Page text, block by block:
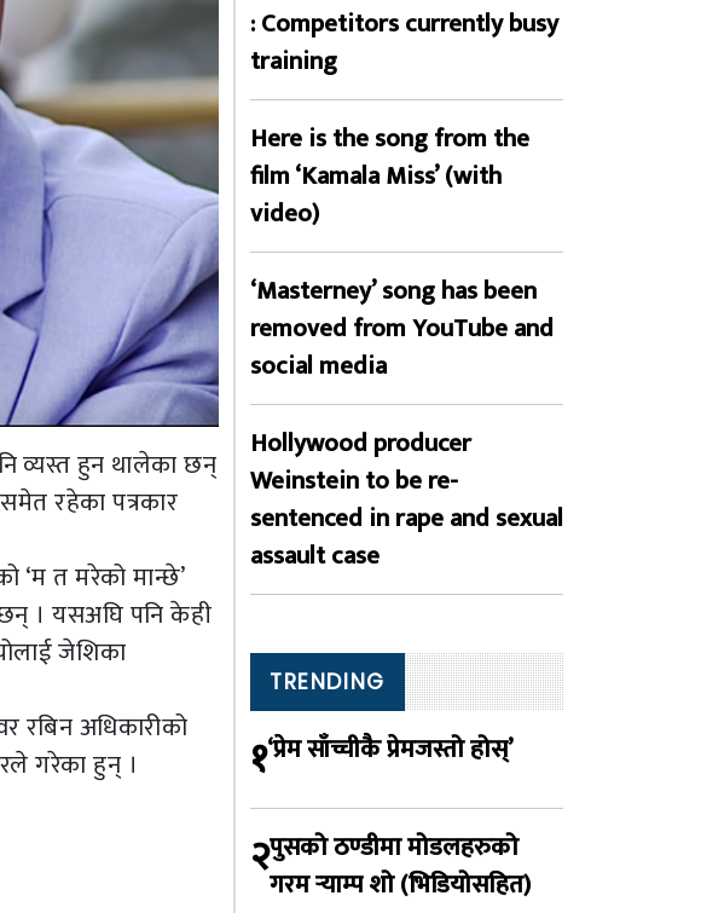
व्यस्त हुन थालेका छन्
रहेका पत्रकार
‘म त मरेको मान्छे’
। यसअघि पनि केही
जेशिका
रबिन अधिकारीको
गरेका हुन् ।
: Competitors currently busy
training
Here is the song from the
film ‘Kamala Miss’ (with
video)
‘Masterney’ song has been
removed from YouTube and
social media
Hollywood producer
Weinstein to be re-
sentenced in rape and sexual
assault case
TRENDING
१‘प्रेम साँच्चीकै प्रेमजस्तो होस्’
२पुसको ठण्डीमा मोडलहरुको
गरम र्‍याम्प शो (भिडियोसहित)